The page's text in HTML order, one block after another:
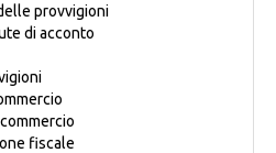
provvigioni
di acconto
fiscale